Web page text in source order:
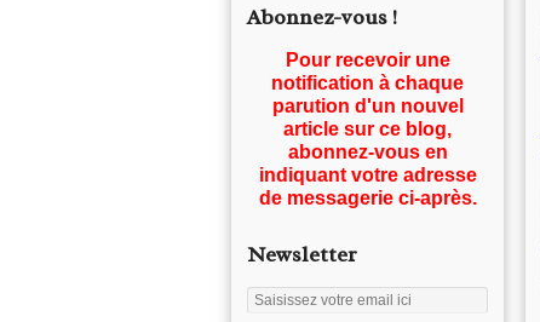
Abonnez-vous !
Pour recevoir une
notification à chaque
parution d'un nouvel
article sur ce blog,
abonnez-vous en
indiquant votre adresse
de messagerie ci-après.
Newsletter